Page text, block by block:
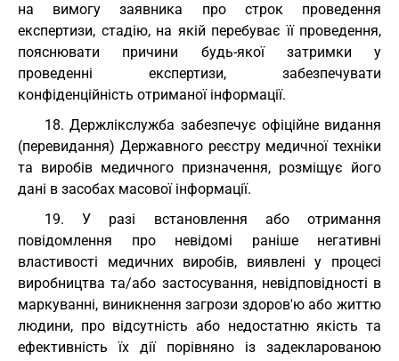
на вимогу заявника про строк проведення
експертизи, стадію, на якій перебуває її проведення,
пояснювати причини будь-якої затримки у
проведенні експертизи, забезпечувати
конфіденційність отриманої інформації.
18. Держлікслужба забезпечує офіційне видання
(перевидання) Державного реєстру медичної техніки
та виробів медичного призначення, розміщує його
дані в засобах масової інформації.
19. У разі встановлення або отримання
повідомлення про невідомі раніше негативні
властивості медичних виробів, виявлені у процесі
виробництва та/або застосування, невідповідності в
маркуванні, виникнення загрози здоров'ю або життю
людини, про відсутність або недостатню якість та
ефективність їх дії порівняно із задекларованою